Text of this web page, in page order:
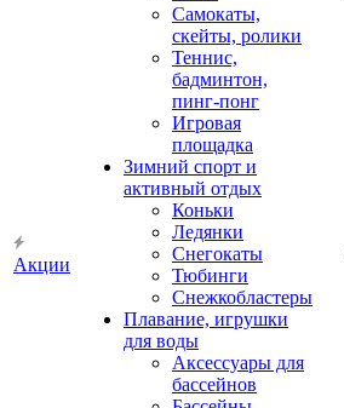
Акции
Самокаты,
скейты, ролики
Теннис,
бадминтон,
пинг-понг
Игровая
площадка
Зимний спорт и
активный отдых
Коньки
Ледянки
Снегокаты
Тюбинги
Снежкобластеры
Плавание, игрушки
для воды
Аксессуары для
бассейнов